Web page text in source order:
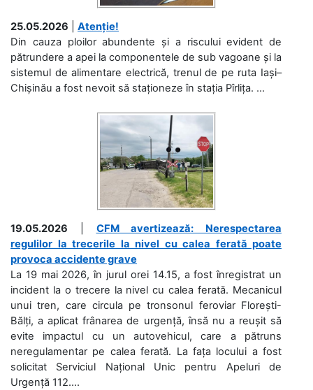
25.05.2026
Atenție!
Din cauza ploilor abundente și a riscului evident de
pătrundere a apei la componentele de sub vagoane și la
sistemul de alimentare electrică, trenul de pe ruta Iași–
Chișinău a fost nevoit să staționeze în stația Pîrlița. ...
19.05.2026
CFM avertizează: Nerespectarea
regulilor la trecerile la nivel cu calea ferată poate
provoca accidente grave
La 19 mai 2026, în jurul orei 14.15, a fost înregistrat un
incident la o trecere la nivel cu calea ferată. Mecanicul
unui tren, care circula pe tronsonul feroviar Florești-
Bălți, a aplicat frânarea de urgență, însă nu a reușit să
evite impactul cu un autovehicul, care a pătruns
neregulamentar pe calea ferată. La fața locului a fost
solicitat Serviciul Național Unic pentru Apeluri de
Urgență 112....